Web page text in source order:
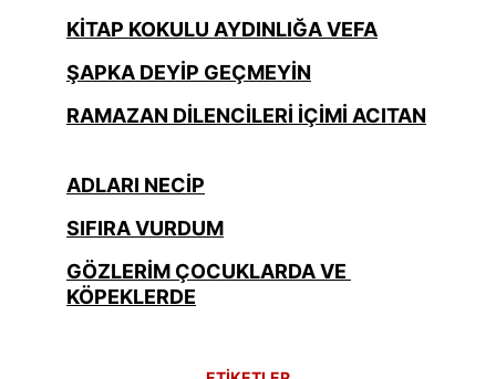
KİTAP KOKULU AYDINLIĞA VEFA
ŞAPKA DEYİP GEÇMEYİN
RAMAZAN DİLENCİLERİ İÇİMİ ACITAN
ADLARI NECİP
SIFIRA VURDUM
GÖZLERİM ÇOCUKLARDA VE
KÖPEKLERDE